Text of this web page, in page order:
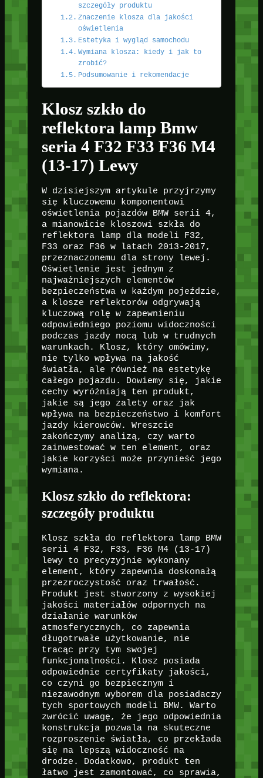
szczegóły produktu
Znaczenie klosza dla jakości
oświetlenia
Estetyka i wygląd samochodu
Wymiana klosza: kiedy i jak to
zrobić?
Podsumowanie i rekomendacje
Klosz szkło do
reflektora lamp Bmw
seria 4 F32 F33 F36 M4
(13-17) Lewy
W dzisiejszym artykule przyjrzymy
się kluczowemu komponentowi
oświetlenia pojazdów BMW serii 4,
a mianowicie kloszowi szkła do
reflektora lamp dla modeli F32,
F33 oraz F36 w latach 2013-2017,
przeznaczonemu dla strony lewej.
Oświetlenie jest jednym z
najważniejszych elementów
bezpieczeństwa w każdym pojeździe,
a klosze reflektorów odgrywają
kluczową rolę w zapewnieniu
odpowiedniego poziomu widoczności
podczas jazdy nocą lub w trudnych
warunkach. Klosz, który omówimy,
nie tylko wpływa na jakość
światła, ale również na estetykę
całego pojazdu. Dowiemy się, jakie
cechy wyróżniają ten produkt,
jakie są jego zalety oraz jak
wpływa na bezpieczeństwo i komfort
jazdy kierowców. Wreszcie
zakończymy analizą, czy warto
zainwestować w ten element, oraz
jakie korzyści może przynieść jego
wymiana.
Klosz szkło do reflektora:
szczegóły produktu
Klosz szkła do reflektora lamp BMW
serii 4 F32, F33, F36 M4 (13-17)
lewy to precyzyjnie wykonany
element, który zapewnia doskonałą
przezroczystość oraz trwałość.
Produkt jest stworzony z wysokiej
jakości materiałów odpornych na
działanie warunków
atmosferycznych, co zapewnia
długotrwałe użytkowanie, nie
tracąc przy tym swojej
funkcjonalności. Klosz posiada
odpowiednie certyfikaty jakości,
co czyni go bezpiecznym i
niezawodnym wyborem dla posiadaczy
tych sportowych modeli BMW. Warto
zwrócić uwagę, że jego odpowiednia
konstrukcja pozwala na skuteczne
rozproszenie światła, co przekłada
się na lepszą widoczność na
drodze. Dodatkowo, produkt ten
łatwo jest zamontować, co sprawia,